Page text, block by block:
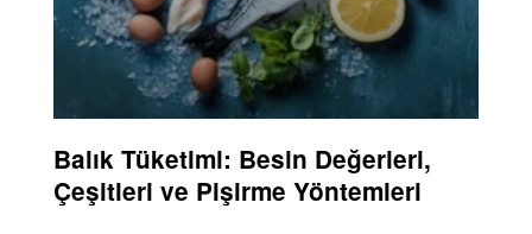
Balık Tüketimi: Besin Değerleri,
Çeşitleri ve Pişirme Yöntemleri